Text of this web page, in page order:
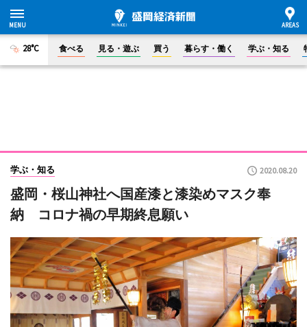
28°C 食べる 見る・遊ぶ 買う 暮らす・働く 学ぶ・知る
学ぶ・知る 2020.08.20
盛岡・桜山神社へ国産漆と漆染めマスク奉
納 コロナ禍の早期終息願い